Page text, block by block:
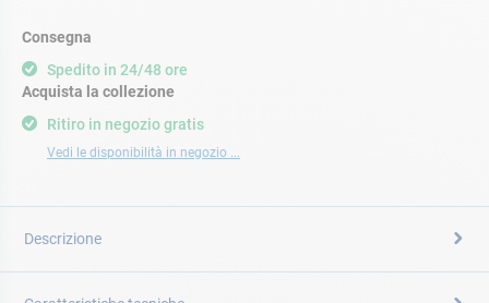
Consegna
Spedito in 24/48 ore
Ritiro in negozio gratis
Vedi le disponibilità in negozio ...
Acquista la collezione
Descrizione